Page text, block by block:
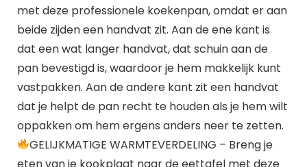
met deze professionele koekenpan, omdat er aan
beide zijden een handvat zit. Aan de ene kant is
dat een wat langer handvat, dat schuin aan de
pan bevestigd is, waardoor je hem makkelijk kunt
vastpakken. Aan de andere kant zit een handvat
dat je helpt de pan recht te houden als je hem wilt
oppakken om hem ergens anders neer te zetten.
GELIJKMATIGE WARMTEVERDELING – Breng je
eten van je kookplaat naar de eettafel met deze